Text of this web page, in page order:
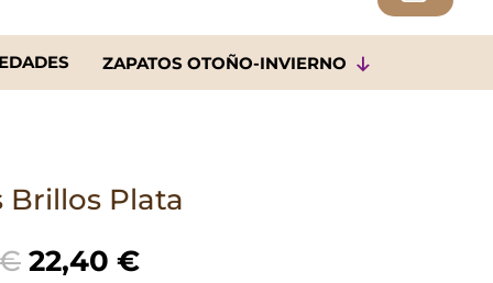
ZAPATOS OTOÑO-INVIERNO
Brillos Plata
El
22,40 €El